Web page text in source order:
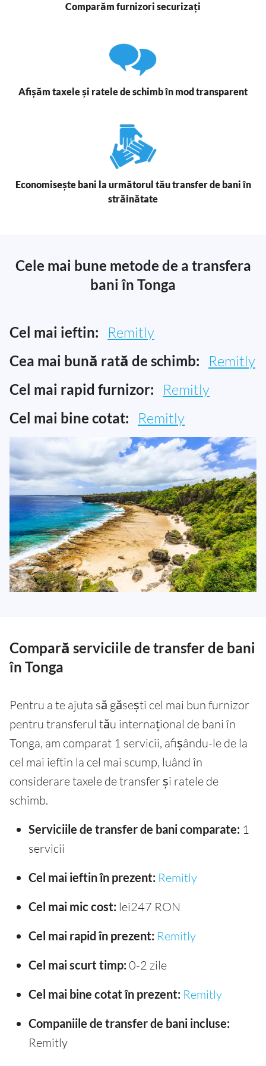
Comparăm furnizori securizați
Afișăm taxele și ratele de schimb în mod transparent
Economisește bani la următorul tău transfer de bani în
străinătate
Cele mai bune metode de a transfera
bani în Tonga
Cel mai ieftin: Remitly
Cea mai bună rată de schimb: Remitly
Cel mai rapid furnizor: Remitly
Cel mai bine cotat: Remitly
Compară serviciile de transfer de bani
în Tonga
Pentru a te ajuta să găsești cel mai bun furnizor
pentru transferul tău internațional de bani în
Tonga, am comparat 1 servicii, afișându-le de la
cel mai ieftin la cel mai scump, luând în
considerare taxele de transfer și ratele de
schimb.
Serviciile de transfer de bani comparate: 1
servicii
Cel mai ieftin în prezent: Remitly
Cel mai mic cost: lei247 RON
Cel mai rapid în prezent: Remitly
Cel mai scurt timp: 0-2 zile
Cel mai bine cotat în prezent: Remitly
Companiile de transfer de bani incluse:
Remitly